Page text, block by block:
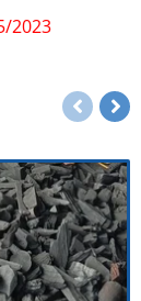
2023